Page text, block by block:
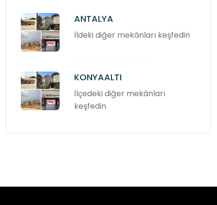
ANTALYA
İldeki diğer mekânları keşfedin
KONYAALTI
İlçedeki diğer mekânları
keşfedin